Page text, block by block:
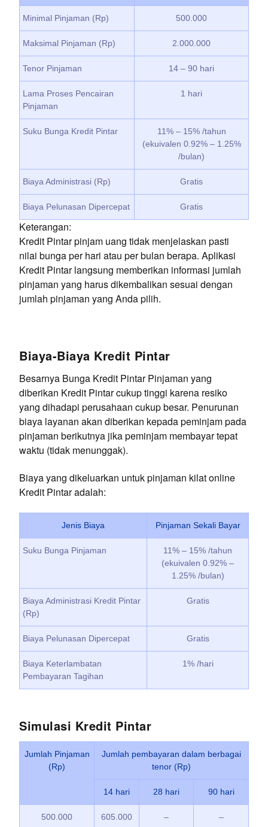
Minimal Pinjaman (Rp) 500.000
Maksimal Pinjaman (Rp) 2.000.000
Tenor Pinjaman 14 – 90 hari
Lama Proses Pencairan
Pinjaman
1 hari
Suku Bunga Kredit Pintar
11% – 15% /tahun
(ekuivalen 0.92% – 1.25%
/bulan)
Biaya Administrasi (Rp) Gratis
Biaya Pelunasan Dipercepat Gratis
Keterangan:
Kredit Pintar pinjam uang tidak menjelaskan pasti
nilai bunga per hari atau per bulan berapa. Aplikasi
Kredit Pintar langsung memberikan informasi jumlah
pinjaman yang harus dikembalikan sesuai dengan
jumlah pinjaman yang Anda pilih.
Biaya-Biaya Kredit Pintar
Besarnya Bunga Kredit Pintar Pinjaman yang
diberikan Kredit Pintar cukup tinggi karena resiko
yang dihadapi perusahaan cukup besar. Penurunan
biaya layanan akan diberikan kepada peminjam pada
pinjaman berikutnya jika peminjam membayar tepat
waktu (tidak menunggak).
Biaya yang dikeluarkan untuk pinjaman kilat online
Kredit Pintar adalah:
Jenis Biaya Pinjaman Sekali Bayar
Suku Bunga Pinjaman
11% – 15% /tahun
(ekuivalen 0.92% –
1.25% /bulan)
Biaya Administrasi Kredit Pintar
(Rp)
Gratis
Biaya Pelunasan Dipercepat Gratis
Biaya Keterlambatan
Pembayaran Tagihan
1% /hari
Simulasi Kredit Pintar
Jumlah Pinjaman
(Rp)
Jumlah pembayaran dalam berbagai
tenor (Rp)
14 hari 28 hari 90 hari
500.000 605.000 – –